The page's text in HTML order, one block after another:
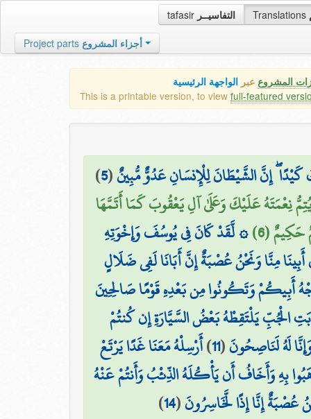
tafasir التفاسيــر Translations
Project parts أجزاء المشروع
المشروع عبر الواجهة الرئيسية
This is a printable version, to view full-featured
إِنَّ الشَّيْطَانَ لِلْإِنسَانِ عَدُوٌّ مُّبِينٌ(
5
)
نِعْمَتَهُ عَلَيْكَ وَعَلَىٰ آلِ يَعْقُوبَ كَمَا أَتَمَّهَا
(6) ۞ لَّقَدْ كَانَ فِي يُوسُفَ وَإِخْوَتِهِ
مِنَّا وَنَحْنُ عُصْبَةٌ إِنَّ أَبَانَا لَفِي ضَلَالٍ
أَبِيكُمْ وَتَكُونُوا مِن بَعْدِهِ قَوْمًا صَالِحِينَ
الْجُبِّ يَلْتَقِطْهُ بَعْضُ السَّيَّارَةِ إِن كُنتُمْ
لَهُ لَنَاصِحُونَ(
11
)أَرْسِلْهُ مَعَنَا غَدًا يَرْتَعْ
بِهِ وَأَخَافُ أَن يَأْكُلَهُ الذِّئْبُ وَأَنتُمْ عَنْهُ
عُصْبَةٌ إِنَّا إِذًا لَّخَاسِرُونَ(
14
)